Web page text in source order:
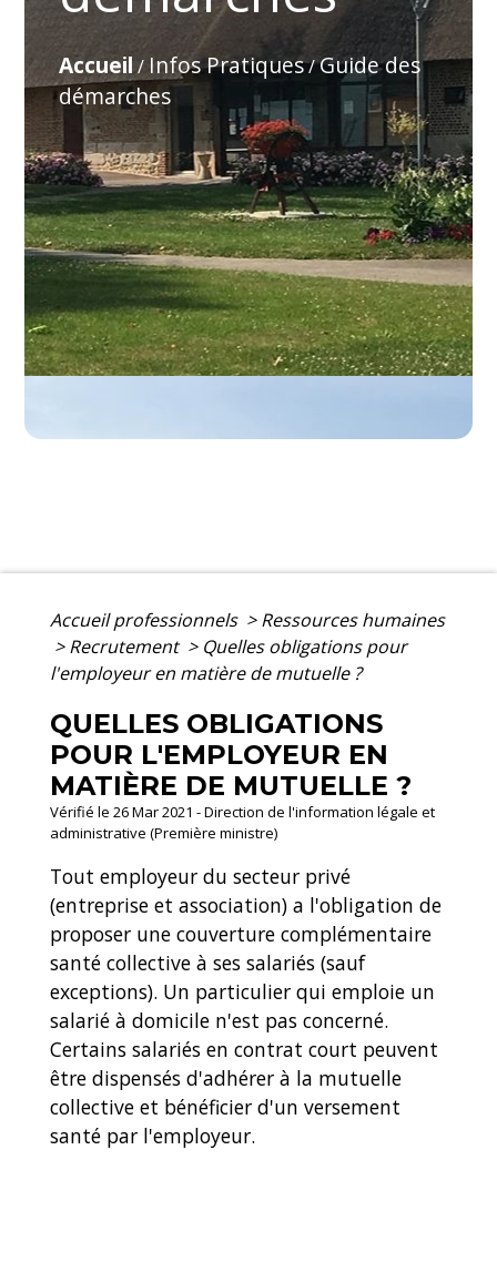
Accueil / Infos Pratiques/Guide des
démarches
Accueil professionnels > Ressources humaines
> Recrutement > Quelles obligations pour
l'employeur en matière de mutuelle ?
QUELLES OBLIGATIONS
POUR L'EMPLOYEUR EN
MATIÈRE DE MUTUELLE ?
Vérifié le 26 Mar 2021 - Direction de l'information légale et
administrative (Première ministre)
Tout employeur du secteur privé
(entreprise et association) a l'obligation de
proposer une couverture complémentaire
santé collective à ses salariés (sauf
exceptions). Un particulier qui emploie un
salarié à domicile n'est pas concerné.
Certains salariés en contrat court peuvent
être dispensés d'adhérer à la mutuelle
collective et bénéficier d'un versement
santé par l'employeur.